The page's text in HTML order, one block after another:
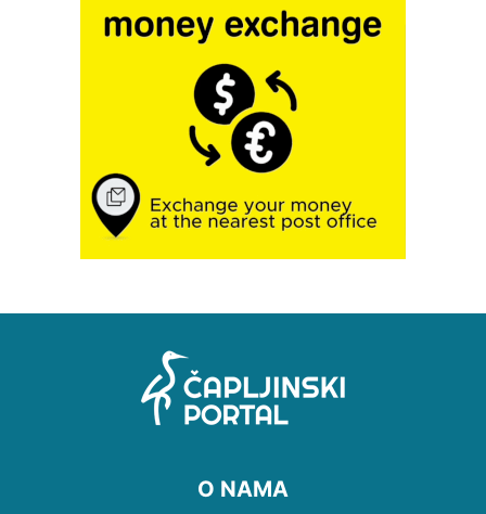
O NAMA